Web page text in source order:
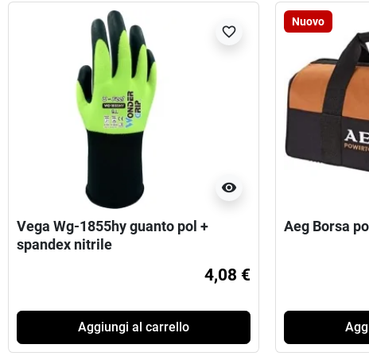
visibility
favorite_border
Vega Wg-1855hy guanto pol +
spandex nitrile
4,08 €
Aggiungi al carrello
Nuovo
Aeg Borsa